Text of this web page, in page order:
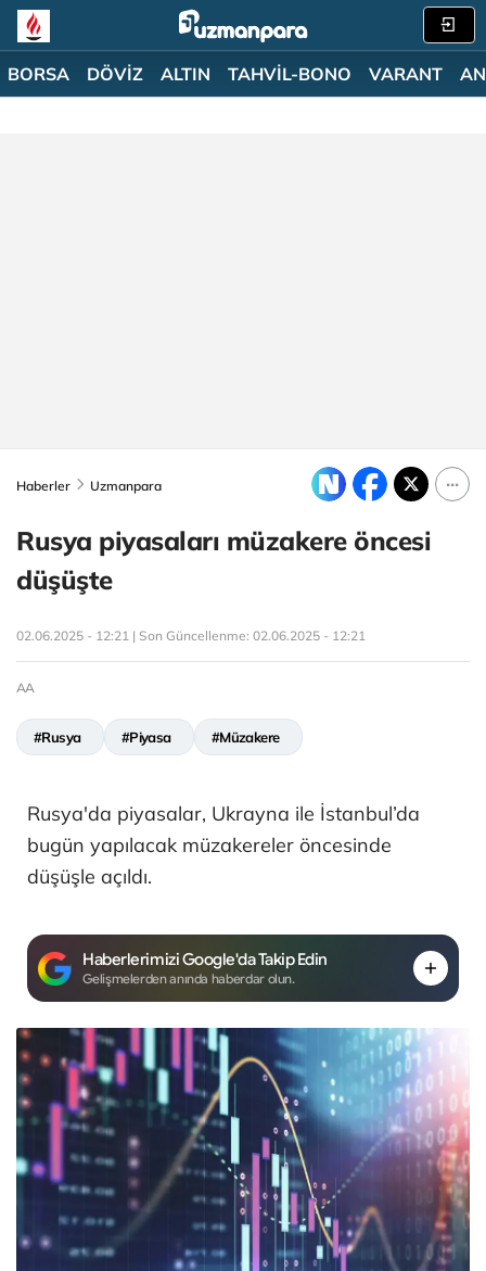
BORSA DÖVİZ ALTIN TAHVİL-BONO VARANT
Haberler Uzmanpara
Rusya piyasaları müzakere öncesi
düşüşte
02.06.2025 - 12:21 | Son Güncellenme: 02.06.2025 - 12:21
AA
#Rusya #Piyasa #Müzakere
Rusya'da piyasalar, Ukrayna ile İstanbul’da
bugün yapılacak müzakereler öncesinde
düşüşle açıldı.
Haberlerimizi Google'da Takip Edin
Gelişmelerden anında haberdar olun.